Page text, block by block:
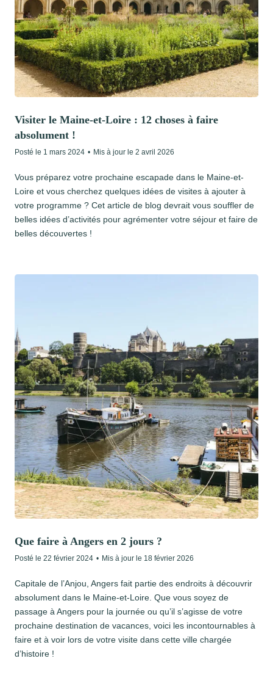
Visiter le Maine-et-Loire : 12 choses à faire
absolument !
Posté le 1 mars 2024 • Mis à jour le 2 avril 2026
Vous préparez votre prochaine escapade dans le Maine-et-
Loire et vous cherchez quelques idées de visites à ajouter à
votre programme ? Cet article de blog devrait vous souffler de
belles idées d’activités pour agrémenter votre séjour et faire de
belles découvertes !
Que faire à Angers en 2 jours ?
Posté le 22 février 2024 • Mis à jour le 18 février 2026
Capitale de l’Anjou, Angers fait partie des endroits à découvrir
absolument dans le Maine-et-Loire. Que vous soyez de
passage à Angers pour la journée ou qu’il s’agisse de votre
prochaine destination de vacances, voici les incontournables à
faire et à voir lors de votre visite dans cette ville chargée
d’histoire !